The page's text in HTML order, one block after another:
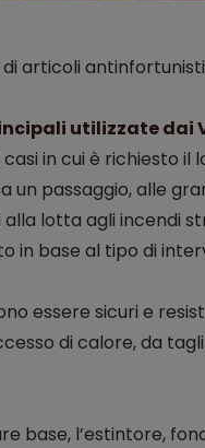
articoli
utilizzate dai
in cui è richiesto
un passaggio, alle
lotta agli incendi
in base al tipo di
essere sicuri e
di calore, da
base, l’estintore,